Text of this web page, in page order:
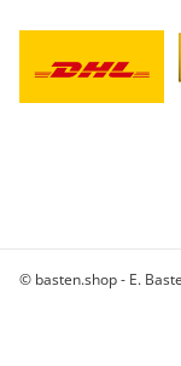
© basten.shop - E.